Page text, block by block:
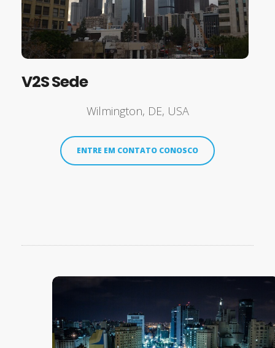
V2S Sede
Wilmington, DE, USA
ENTRE EM CONTATO CONOSCO